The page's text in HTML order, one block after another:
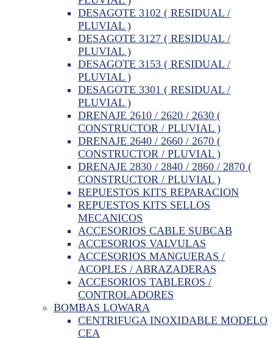
DESAGOTE 3102 ( RESIDUAL /
PLUVIAL )
DESAGOTE 3127 ( RESIDUAL /
PLUVIAL )
DESAGOTE 3153 ( RESIDUAL /
PLUVIAL )
DESAGOTE 3301 ( RESIDUAL /
PLUVIAL )
DRENAJE 2610 / 2620 / 2630 (
CONSTRUCTOR / PLUVIAL )
DRENAJE 2640 / 2660 / 2670 (
CONSTRUCTOR / PLUVIAL )
DRENAJE 2830 / 2840 / 2860 / 2870 (
CONSTRUCTOR / PLUVIAL )
REPUESTOS KITS REPARACION
REPUESTOS KITS SELLOS
MECANICOS
ACCESORIOS CABLE SUBCAB
ACCESORIOS VALVULAS
ACCESORIOS MANGUERAS /
ACOPLES / ABRAZADERAS
ACCESORIOS TABLEROS /
CONTROLADORES
BOMBAS LOWARA
CENTRIFUGA INOXIDABLE MODELO
CEA